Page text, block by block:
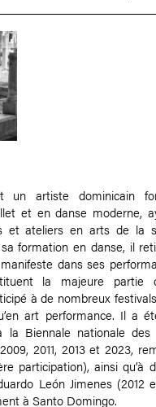
un artiste dominicain
et en danse moderne,
et ateliers en arts de la
formation en danse, il
dans ses
la majeure partie
à de nombreux
art performance. Il a
la Biennale nationale
2011, 2013 et 2023,
participation), ainsi qu’à
León Jimenes (2012
à Santo Domingo.